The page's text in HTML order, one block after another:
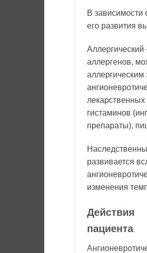
В зависимости
его развития
аллергенов,
аллергическим
гистаминов
препараты),
развивается
изменения
Действия
пациента